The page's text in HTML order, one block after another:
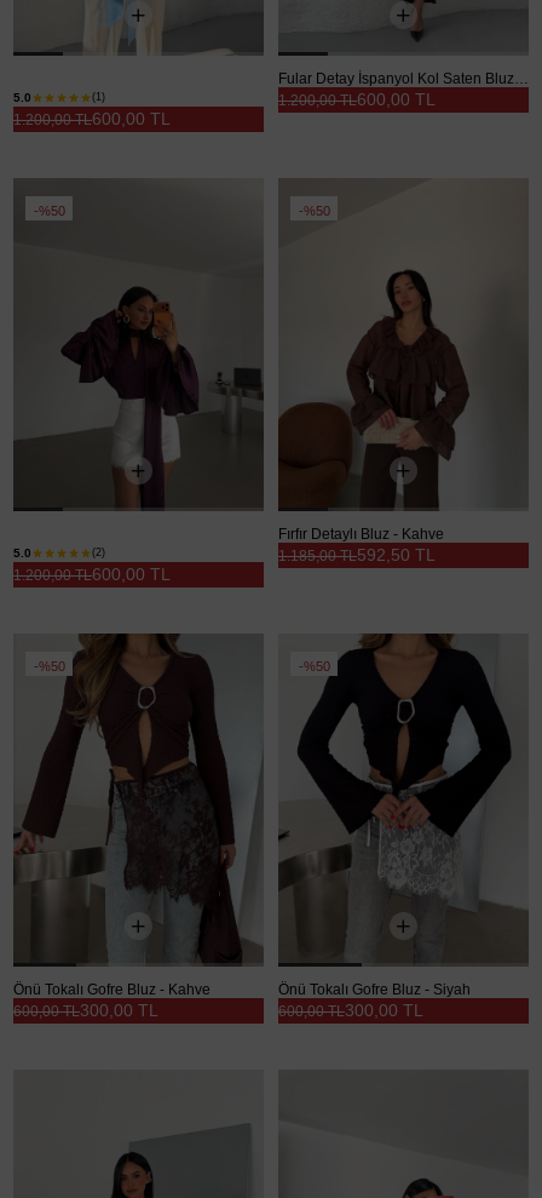
Fular Detay İspanyol Kol Saten Bluz - Bebe Mavi
5.0 (1)
600,00 TL
1.200,00 TL
600,00 TL
1.200,00 TL
%50
Fular Detay İspanyol Kol Saten Bluz - Mürdüm
5.0 (2)
600,00 TL
1.200,00 TL
%50
Fırfır Detaylı Bluz - Kahve
592,50 TL
1.185,00 TL
%50
Önü Tokalı Gofre Bluz - Kahve
300,00 TL
600,00 TL
%50
Önü Tokalı Gofre Bluz - Siyah
300,00 TL
600,00 TL